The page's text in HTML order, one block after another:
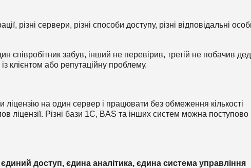
різні сервери, різні способи доступу, різні відповідальні
співробітник забув, інший не перевірив, третій не побачив
клієнтом або репутаційну проблему.
на один сервер і працювати без обмеження кількості
ліцензії. Різні бази 1С, BAS та інших систем можна поступово
доступ, єдина аналітика, єдина система управління